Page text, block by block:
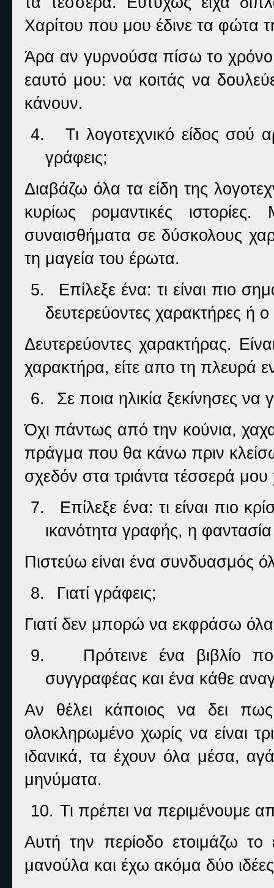
Χαρίτου που μου έδινε τα φώτα
Άρα αν γυρνούσα πίσω το
εαυτό μου: να κοιτάς να
κάνουν.
4.
Τι λογοτεχνικό είδος σού
γράφεις;
Διαβάζω όλα τα είδη της
κυρίως ρομαντικές
συναισθήματα σε δύσκολους
τη μαγεία του έρωτα.
5.
Επίλεξε ένα: τι είναι πιο
δευτερεύοντες χαρακτήρες ή
Δευτερεύοντες χαρακτήρας.
χαρακτήρα, είτε απο τη πλευρά
6.
Σε ποια ηλικία ξεκίνησες να
Όχι πάντως από την κούνια,
πράγμα που θα κάνω πριν
σχεδόν στα τριάντα τέσσερά μου
7.
Επίλεξε ένα: τι είναι πιο
ικανότητα γραφής, η
Πιστεύω είναι ένα συνδυασμός
8.
Γιατί γράφεις;
Γιατί δεν μπορώ να εκφράσω
9.
Πρότεινε ένα βιβλίο
συγγραφέας και ένα κάθε
Αν θέλει κάποιος να δει πως
ολοκληρωμένο χωρίς να είναι
ιδανικά, τα έχουν όλα μέσα,
μηνύματα.
10. Τι πρέπει να περιμένουμε
Αυτή την περίοδο ετοιμάζω το
μανούλα και έχω ακόμα δύο